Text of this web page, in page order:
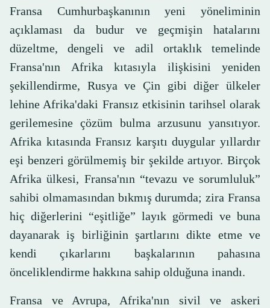
Fransa Cumhurbaşkanının yeni yöneliminin
açıklaması da budur ve geçmişin hatalarını
düzeltme, dengeli ve adil ortaklık temelinde
Fransa'nın Afrika kıtasıyla ilişkisini yeniden
şekillendirme, Rusya ve Çin gibi diğer ülkeler
lehine Afrika'daki Fransız etkisinin tarihsel olarak
gerilemesine çözüm bulma arzusunu yansıtıyor.
Afrika kıtasında Fransız karşıtı duygular yıllardır
eşi benzeri görülmemiş bir şekilde artıyor. Birçok
Afrika ülkesi, Fransa'nın “tevazu ve sorumluluk”
sahibi olmamasından bıkmış durumda; zira Fransa
hiç diğerlerini “eşitliğe” layık görmedi ve buna
dayanarak iş birliğinin şartlarını dikte etme ve
kendi çıkarlarını başkalarının pahasına
önceliklendirme hakkına sahip olduğuna inandı.
Fransa ve Avrupa, Afrika'nın sivil ve askeri